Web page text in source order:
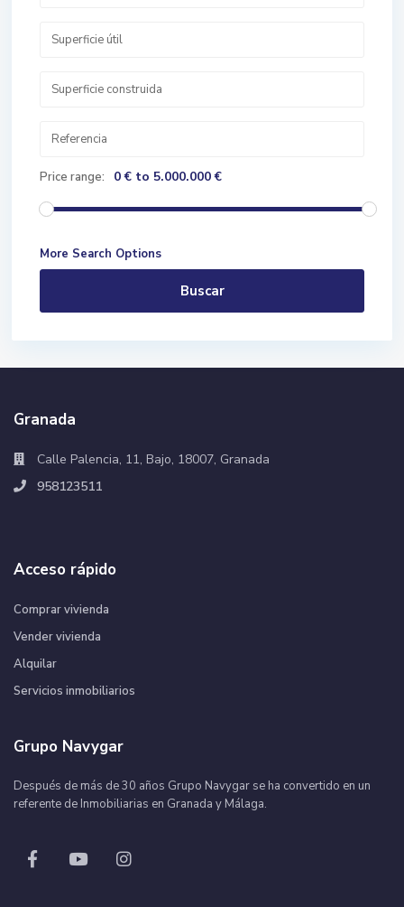
Price range: 0 € to 5.000.000 €
More Search Options
Buscar
Granada
Calle Palencia, 11, Bajo, 18007, Granada
958123511
Acceso rápido
Comprar vivienda
Vender vivienda
Alquilar
Servicios inmobiliarios
Grupo Navygar
Después de más de 30 años Grupo Navygar se ha convertido en un
referente de Inmobiliarias en Granada y Málaga.